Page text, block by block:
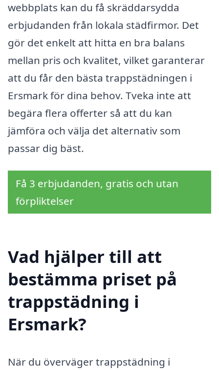
webbplats kan du få skräddarsydda
erbjudanden från lokala städfirmor. Det
gör det enkelt att hitta en bra balans
mellan pris och kvalitet, vilket garanterar
att du får den bästa trappstädningen i
Ersmark för dina behov. Tveka inte att
begära flera offerter så att du kan
jämföra och välja det alternativ som
passar dig bäst.
Få 3 erbjudanden, gratis och utan
förpliktelser
Vad hjälper till att
bestämma priset på
trappstädning i
Ersmark?
När du överväger trappstädning i